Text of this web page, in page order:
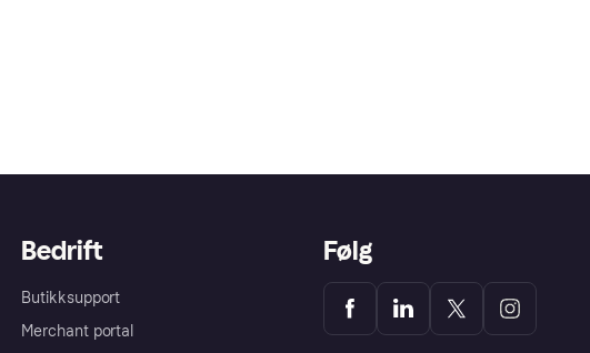
Bedrift
Butikksupport
Merchant portal
Følg